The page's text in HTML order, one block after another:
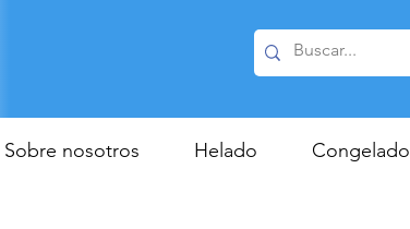
Sobre nosotros Helado Congelado